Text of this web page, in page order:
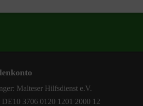
Malteser Hilfsdienst e.V.
3706 0120 1201 2000 12